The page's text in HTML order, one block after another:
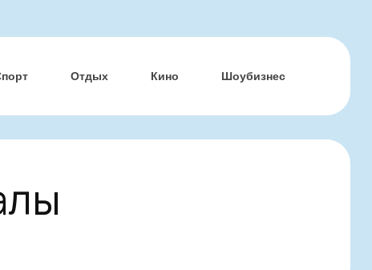
Отдых Кино Шоубизнес